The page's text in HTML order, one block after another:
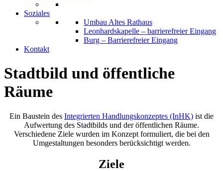
Soziales
Umbau Altes Rathaus
Leonhardskapelle – barrierefreier Eingang
Burg – Barrierefreier Eingang
Kontakt
Stadtbild und öffentliche
Räume
Ein Baustein des Integrierten Handlungskonzeptes (InHK) ist die
Aufwertung des Stadtbilds und der öffentlichen Räume.
Verschiedene Ziele wurden im Konzept formuliert, die bei den
Umgestaltungen besonders berücksichtigt werden.
Ziele